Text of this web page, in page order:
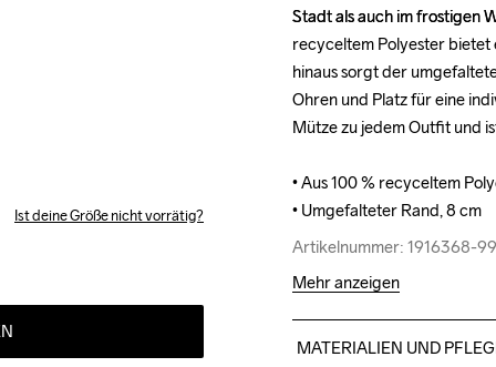
Ist deine Größe nicht vorrätig?
Stadt als auch im frostigen
recyceltem Polyester bietet
hinaus sorgt der
Ohren und Platz für eine
Mütze zu jedem Outfit und
• Aus 100 % recyceltem
• Umgefalteter Rand, 8 cm
Artikelnummer: 1916368-
Stadt als auch im frostigen
recyceltem Polyester bietet
hinaus sorgt der
Ohren und Platz für eine
Mütze zu jedem Outfit und
• Aus 100 % recyceltem
• Umgefalteter Rand, 8 cm
Artikelnummer: 1916368-
Mehr anzeigen
MATERIALIEN UND